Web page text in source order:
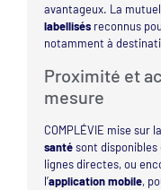
avantageux. La
labellisés reconnus
notamment à
Proximité et
mesure
COMPLÉVIE mise sur
santésont
lignes directes, ou
l’application mobile,